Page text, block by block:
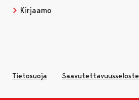
Kirjaamo
Tietosuoja Saavutettavuusseloste